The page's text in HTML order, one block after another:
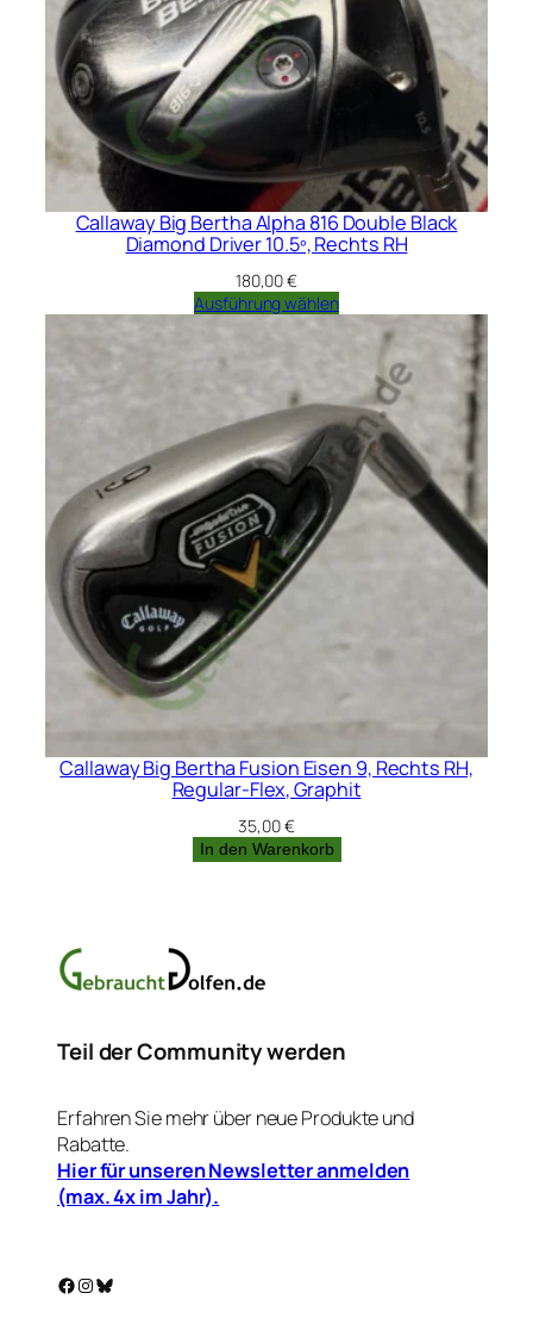
Callaway Big Bertha Alpha 816 Double Black
Diamond Driver 10.5º, Rechts RH
180,00€
Ausführung wählen
Callaway Big Bertha Fusion Eisen 9, Rechts RH,
Regular-Flex, Graphit
35,00€
In den Warenkorb
Teil der Community werden
Erfahren Sie mehr über neue Produkte und
Rabatte.
Hier für unseren Newsletter anmelden
(max. 4x im Jahr).
Facebook Instagram Bluesky